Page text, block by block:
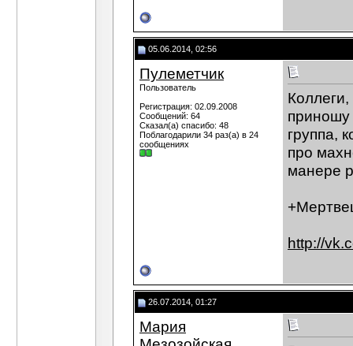
05.06.2014, 02:56
Пулеметчик
Пользователь
Регистрация: 02.09.2008
Сообщений: 64
Сказал(а) спасибо: 48
Поблагодарили 34 раз(а) в 24
сообщениях
приношу
группа,
про
манере
http://
26.07.2014, 01:27
Мария